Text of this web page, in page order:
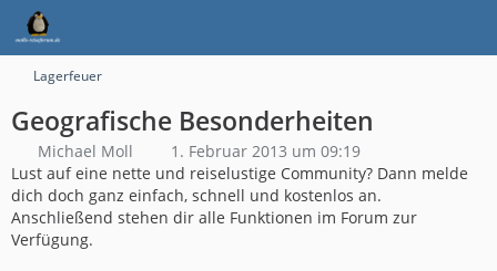
Lagerfeuer
Geografische Besonderheiten
Michael Moll
1. Februar 2013 um 09:19
Lust auf eine nette und reiselustige Community? Dann melde
dich doch ganz einfach, schnell und kostenlos an.
Anschließend stehen dir alle Funktionen im Forum zur
Verfügung.